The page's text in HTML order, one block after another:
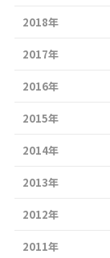
2018年
2017年
2016年
2015年
2014年
2013年
2012年
2011年